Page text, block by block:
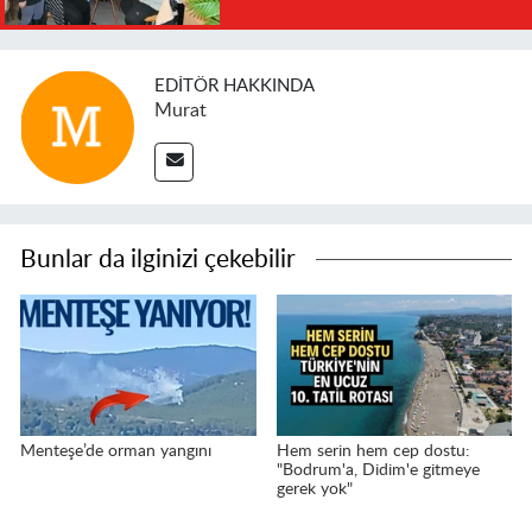
EDITÖR HAKKINDA
Murat
Bunlar da ilginizi çekebilir
Menteşe’de orman yangını
Hem serin hem cep dostu:
"Bodrum'a, Didim'e gitmeye
gerek yok"